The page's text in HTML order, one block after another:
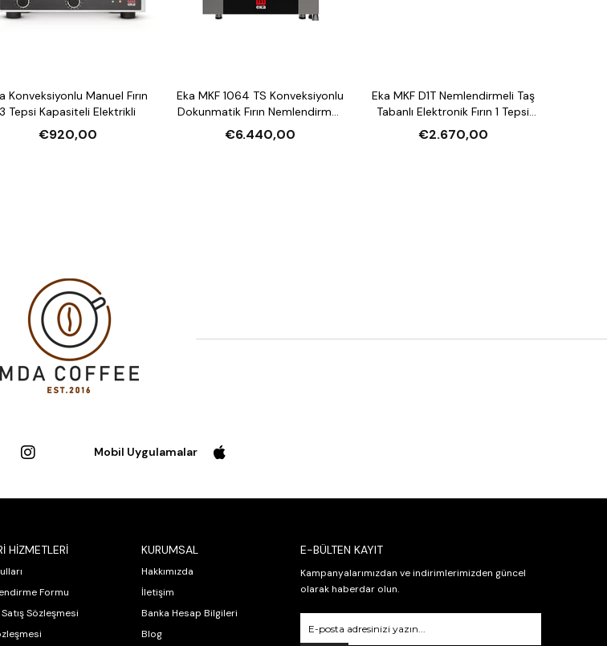
Konveksiyonlu Manuel Fırın
3 Tepsi Kapasiteli Elektrikli
€920,00
Eka MKF 1064 TS Konveksiyonlu
Dokunmatik Fırın Nemlendirmeli
10 Tepsi Kapasiteli Elektrikli
€6.440,00
Eka MKF D1T Nemlendirmeli Taş
Tabanlı Elektronik Fırın 1 Tepsi
Kapasiteli Elektrikli
€2.670,00
Mobil Uygulamalar
HİZMETLERİ
Formu
Sözleşmesi
KURUMSAL
Hakkımızda
İletişim
Banka Hesap Bilgileri
Blog
E-BÜLTEN KAYIT
Kampanyalarımızdan ve indirimlerimizden güncel
olarak haberdar olun.